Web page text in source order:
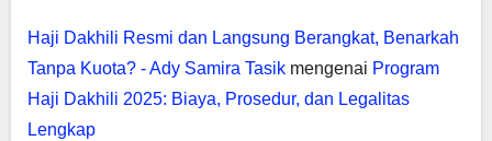
Haji Dakhili Resmi dan Langsung Berangkat, Benarkah
Tanpa Kuota? - Ady Samira Tasikmengenai Program
Haji Dakhili 2025: Biaya, Prosedur, dan Legalitas
Lengkap